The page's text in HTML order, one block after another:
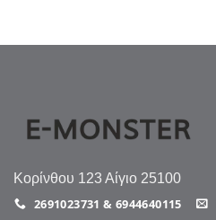
Κορίνθου 123 Αίγιο 25100
2691023731 & 6944640115